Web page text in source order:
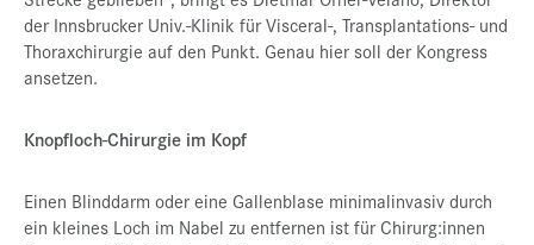
der Innsbrucker Univ.-Klinik für Visceral-, Transplantations- und
Thoraxchirurgie auf den Punkt. Genau hier soll der Kongress
ansetzen.
Knopfloch-Chirurgie im Kopf
Einen Blinddarm oder eine Gallenblase minimalinvasiv durch
ein kleines Loch im Nabel zu entfernen ist für Chirurg:innen